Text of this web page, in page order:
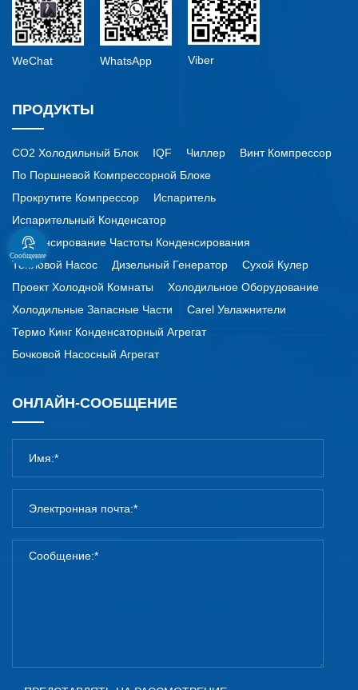
Сообщение
WeChat WhatsApp Viber
ПРОДУКТЫ
CO2 Холодильный Блок IQF Чиллер
Винт Компрессор
По Поршневой Компрессорной Блоке
Прокрутите Компрессор
Испаритель
Испарительный Конденсатор
Конденсирование Частоты Конденсирования
Тепловой Насос
Дизельный Генератор
Сухой Кулер
Проект Холодной Комнаты
Холодильное Оборудование
Холодильные Запасные Части
Carel Увлажнители
Термо Кинг Конденсаторный Агрегат
Бочковой Насосный Агрегат
ОНЛАЙН-СООБЩЕНИЕ